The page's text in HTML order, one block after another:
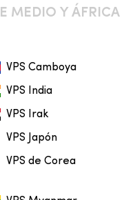
MEDIO Y ÁFRICA
VPS Camboya
VPS India
VPS Irak
VPS Japón
VPS de Corea